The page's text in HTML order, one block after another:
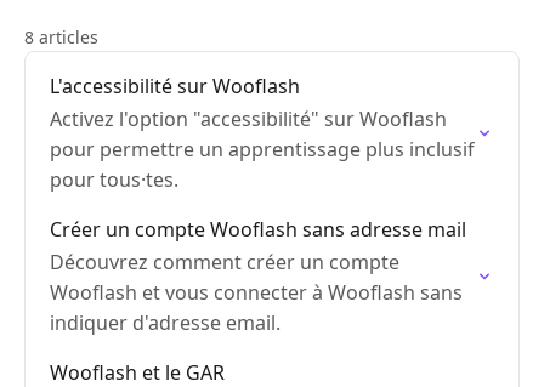
8 articles
L'accessibilité sur Wooflash
Activez l'option "accessibilité" sur Wooflash
pour permettre un apprentissage plus inclusif
pour tous·tes.
Créer un compte Wooflash sans adresse mail
Découvrez comment créer un compte
Wooflash et vous connecter à Wooflash sans
indiquer d'adresse email.
Wooflash et le GAR